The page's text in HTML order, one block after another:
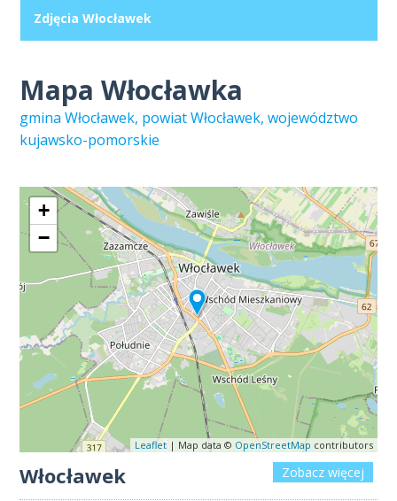
Zdjęcia Włocławek
Mapa Włocławka
gmina Włocławek, powiat Włocławek, województwo
kujawsko-pomorskie
+
−
Leaflet| Map data © OpenStreetMap contributors
Zobacz więcej
Włocławek